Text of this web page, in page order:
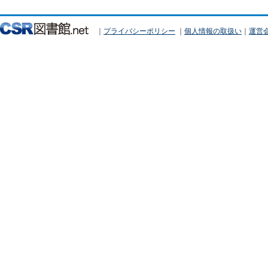
｜ プライバシーポリシー ｜ 個人情報の取扱い ｜ 運営